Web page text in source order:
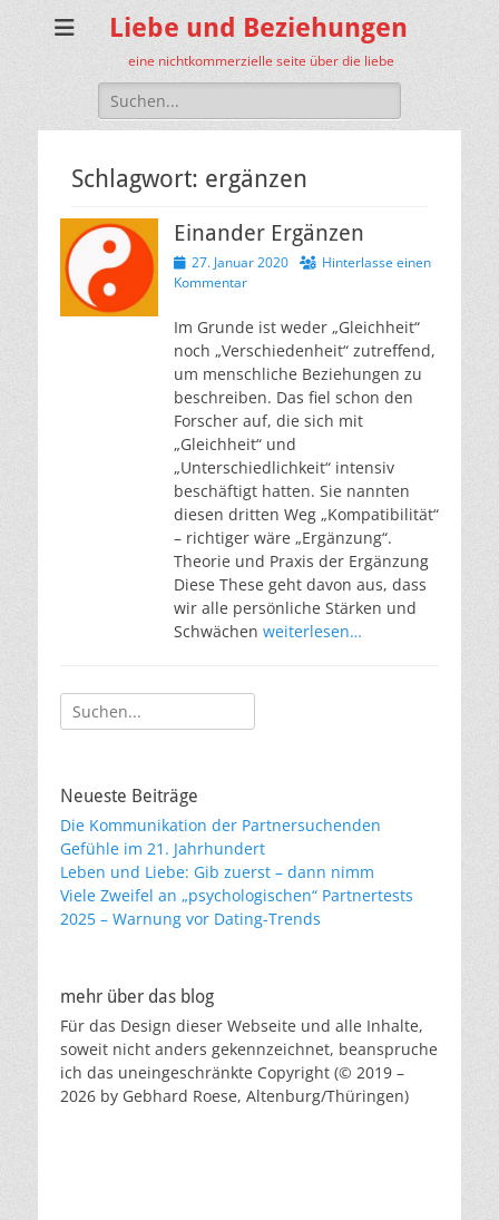
Liebe und Beziehungen
eine nichtkommerzielle seite über die liebe
Suche
nach:
Schlagwort: ergänzen
Einander Ergänzen
Veröffentlicht
am
27. Januar 2020
Hinterlasse einen
Kommentar
Im Grunde ist weder „Gleichheit“
noch „Verschiedenheit“ zutreffend,
um menschliche Beziehungen zu
beschreiben. Das fiel schon den
Forscher auf, die sich mit
„Gleichheit“ und
„Unterschiedlichkeit“ intensiv
beschäftigt hatten. Sie nannten
diesen dritten Weg „Kompatibilität“
– richtiger wäre „Ergänzung“.
Theorie und Praxis der Ergänzung
Diese These geht davon aus, dass
wir alle persönliche Stärken und
Schwächen weiterlesen…
Suche
nach:
Neueste Beiträge
Die Kommunikation der Partnersuchenden
Gefühle im 21. Jahrhundert
Leben und Liebe: Gib zuerst – dann nimm
Viele Zweifel an „psychologischen“ Partnertests
2025 – Warnung vor Dating-Trends
mehr über das blog
Für das Design dieser Webseite und alle Inhalte,
soweit nicht anders gekennzeichnet, beanspruche
ich das uneingeschränkte Copyright (© 2019 –
2026 by Gebhard Roese, Altenburg/Thüringen)